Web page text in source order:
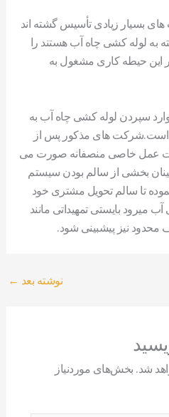
بسیار زیادی تأسیس گشته اند
به لوله کشی چاه آب هستند را
این حیطه کاری مشغول به
سپردن لوله کشی چاه آب به
است.شرکت های مذکور پس از
عمل خاصی منصفانه صورت می
بخشی از سالم بودن سیستم
تا سالم تحویل مشتری خود
میرود بایستی تمهیداتی مانند
محدود نیز پیشبینی شود.
نوشته بعد ←
شد. بخش‌های موردنیاز